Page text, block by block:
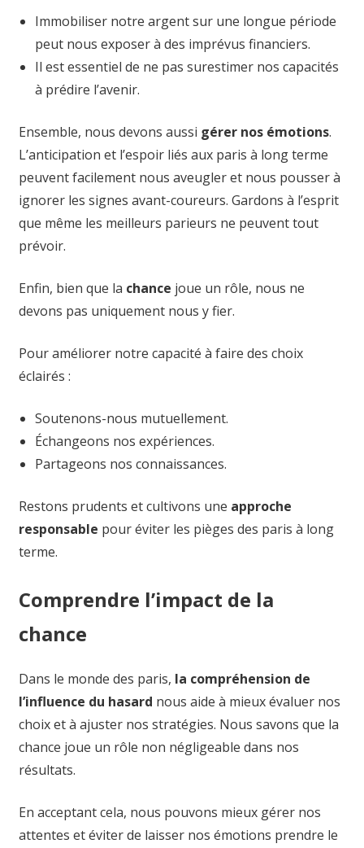
Immobiliser notre argent sur une longue période
peut nous exposer à des imprévus financiers.
Il est essentiel de ne pas surestimer nos capacités
à prédire l’avenir.
Ensemble, nous devons aussi gérer nos émotions.
L’anticipation et l’espoir liés aux paris à long terme
peuvent facilement nous aveugler et nous pousser à
ignorer les signes avant-coureurs. Gardons à l’esprit
que même les meilleurs parieurs ne peuvent tout
prévoir.
Enfin, bien que la chance joue un rôle, nous ne
devons pas uniquement nous y fier.
Pour améliorer notre capacité à faire des choix
éclairés :
Soutenons-nous mutuellement.
Échangeons nos expériences.
Partageons nos connaissances.
Restons prudents et cultivons une approche
responsable pour éviter les pièges des paris à long
terme.
Comprendre l’impact de la
chance
Dans le monde des paris, la compréhension de
l’influence du hasard nous aide à mieux évaluer nos
choix et à ajuster nos stratégies. Nous savons que la
chance joue un rôle non négligeable dans nos
résultats.
En acceptant cela, nous pouvons mieux gérer nos
attentes et éviter de laisser nos émotions prendre le